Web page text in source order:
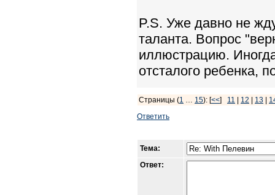
P.S. Уже давно не
таланта. Вопрос
иллюстрацию.
отсталого ребенка,
Страницы (1 … 15): [<<] 11 12 13
Ответить
Тема:
Ответ: